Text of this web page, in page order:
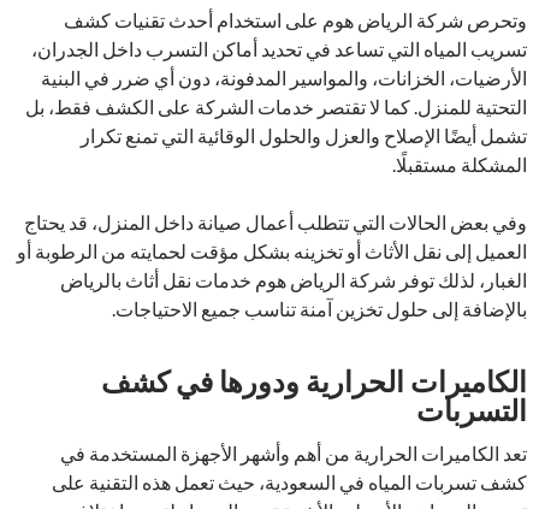
وتحرص شركة الرياض هوم على استخدام أحدث تقنيات كشف
تسريب المياه التي تساعد في تحديد أماكن التسرب داخل الجدران،
الأرضيات، الخزانات، والمواسير المدفونة، دون أي ضرر في البنية
التحتية للمنزل. كما لا تقتصر خدمات الشركة على الكشف فقط، بل
تشمل أيضًا الإصلاح والعزل والحلول الوقائية التي تمنع تكرار
المشكلة مستقبلًا.
وفي بعض الحالات التي تتطلب أعمال صيانة داخل المنزل، قد يحتاج
العميل إلى نقل الأثاث أو تخزينه بشكل مؤقت لحمايته من الرطوبة أو
الغبار، لذلك توفر شركة الرياض هوم خدمات نقل أثاث بالرياض
بالإضافة إلى حلول تخزين آمنة تناسب جميع الاحتياجات.
الكاميرات الحرارية ودورها في كشف
التسربات
تعد الكاميرات الحرارية من أهم وأشهر الأجهزة المستخدمة في
كشف تسربات المياه في السعودية، حيث تعمل هذه التقنية على